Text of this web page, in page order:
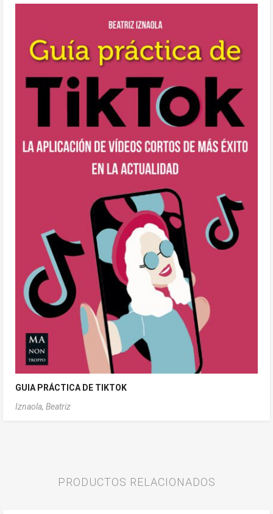
GUIA PRÁCTICA DE TIKTOK
Iznaola, Beatriz
PRODUCTOS RELACIONADOS